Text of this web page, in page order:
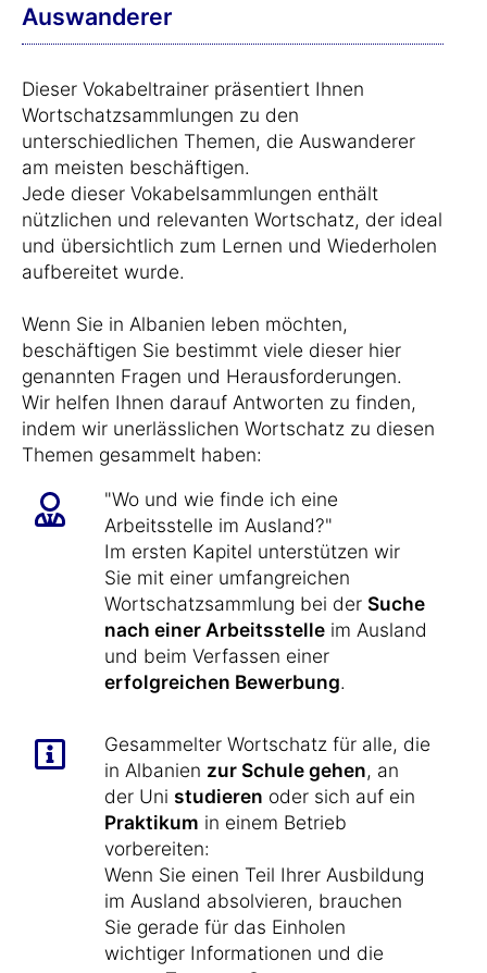
Auswanderer
Dieser Vokabeltrainer präsentiert Ihnen
Wortschatzsammlungen zu den
unterschiedlichen Themen, die Auswanderer
am meisten beschäftigen.
Jede dieser Vokabelsammlungen enthält
nützlichen und relevanten Wortschatz, der ideal
und übersichtlich zum Lernen und Wiederholen
aufbereitet wurde.
Wenn Sie in Albanien leben möchten,
beschäftigen Sie bestimmt viele dieser hier
genannten Fragen und Herausforderungen.
Wir helfen Ihnen darauf Antworten zu finden,
indem wir unerlässlichen Wortschatz zu diesen
Themen gesammelt haben:
"Wo und wie finde ich eine
Arbeitsstelle im Ausland?"
Im ersten Kapitel unterstützen wir
Sie mit einer umfangreichen
Wortschatzsammlung bei der Suche
nach einer Arbeitsstelle im Ausland
und beim Verfassen einer
erfolgreichen Bewerbung.
Gesammelter Wortschatz für alle, die
in Albanien zur Schule gehen, an
der Uni studieren oder sich auf ein
Praktikum in einem Betrieb
vorbereiten:
Wenn Sie einen Teil Ihrer Ausbildung
im Ausland absolvieren, brauchen
Sie gerade für das Einholen
wichtiger Informationen und die